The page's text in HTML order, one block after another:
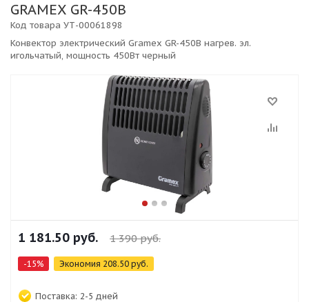
GRAMEX GR-450В
Конвектор электрический Gramex GR-450В нагрев. эл.
игольчатый, мощность 450Вт черный
Код товара УТ-00061898
1 181.50 руб. 1 390руб.
-15% Экономия 208.50 руб.
Поставка: 2-5 дней